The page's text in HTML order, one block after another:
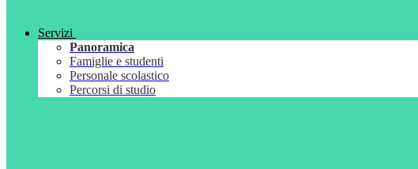
Servizi
Panoramica
Famiglie e studenti
Personale scolastico
Percorsi di studio